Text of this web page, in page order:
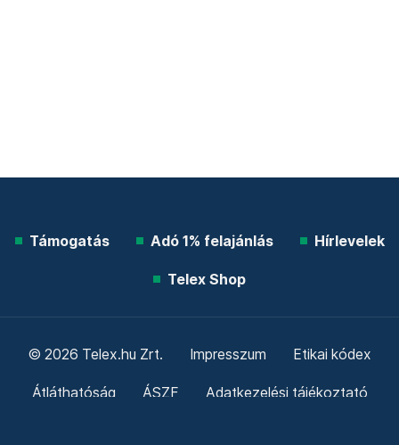
Támogatás Adó 1% felajánlás Hírlevelek
Telex Shop
© 2026 Telex.hu Zrt. Impresszum Etikai kódex
Átláthatóság ÁSZF Adatkezelési tájékoztató